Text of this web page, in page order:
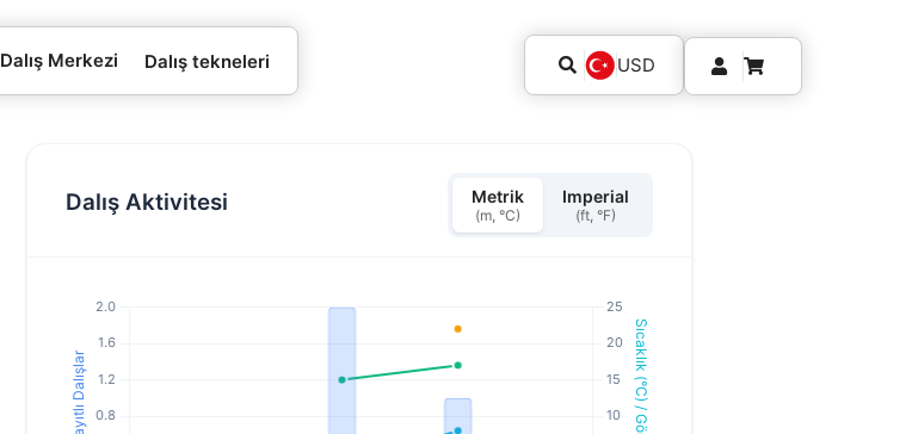
Dalış Merkezi Dalış tekneleri USD
Dalış Aktivitesi Metrik
(m, °C)
Imperial
(ft, °F)